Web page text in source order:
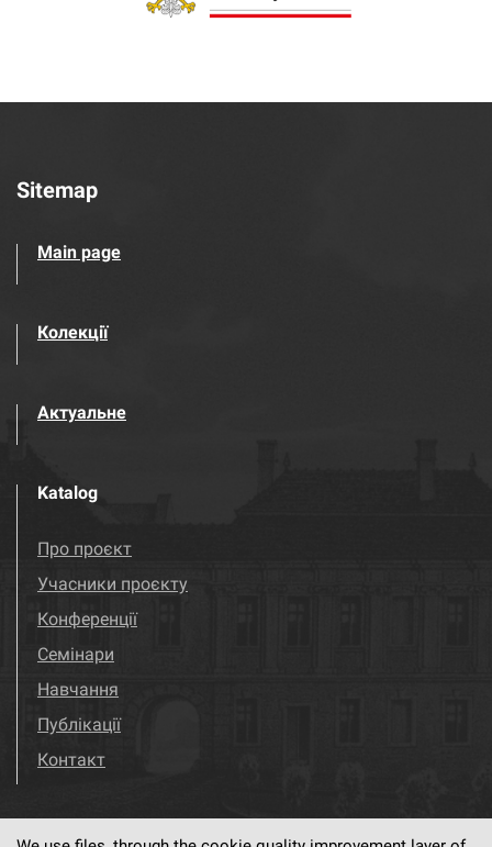
Sitemap
Main page
Колекції
Актуальне
Katalog
Про проєкт
Учасники проєкту
Конференції
Семінари
Навчання
Публікації
Контакт